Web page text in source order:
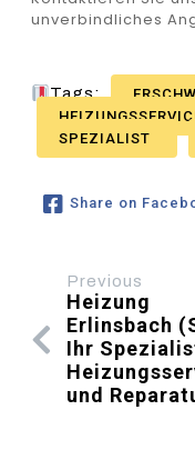
unverbindliches
Tags:
SPEZIALIST
Share on
Previous
Heizung
Erlinsbach
Ihr
und